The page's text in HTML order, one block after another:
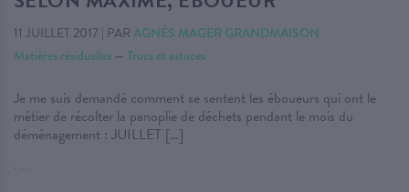
11 JUILLET 2017 | PAR AGNÈS MAGER GRANDMAISON
Matières résiduelles — Trucs et astuces
Je me suis demandé comment se sentent les éboueurs qui ont le
métier de récolter la panoplie de déchets pendant le mois du
déménagement : JUILLET […]
. . .